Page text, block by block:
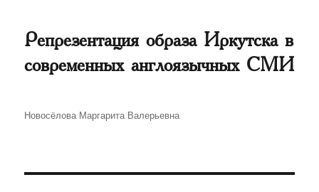
Репрезентация образа Иркутска в
современных англоязычных СМИ
Автор
Новосёлова Маргарита Валерьевна